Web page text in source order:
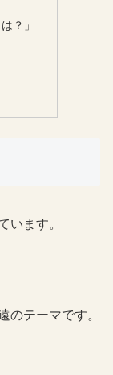
？」
います。
のテーマです。